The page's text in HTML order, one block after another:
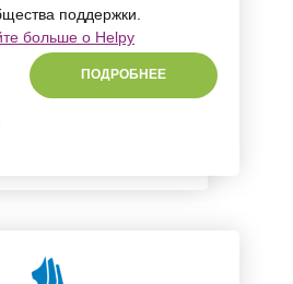
поддержки.
больше о Helpy
ПОДРОБНЕЕ